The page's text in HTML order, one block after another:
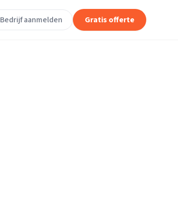
Bedrijf aanmelden Gratis offerte